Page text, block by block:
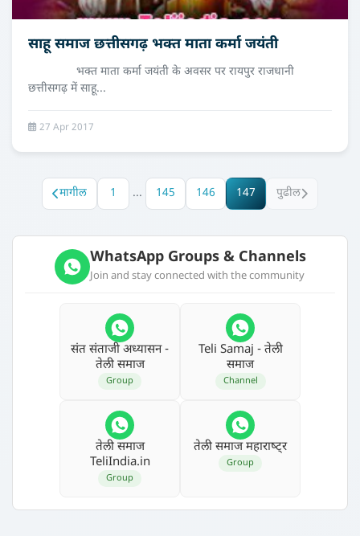
साहू समाज छत्तीसगढ़ भक्त माता कर्मा जयंती
भक्त माता कर्मा जयंती के अवसर पर रायपुर राजधानी
छत्तीसगढ़ में साहू...
27 Apr 2017
मागील 1 ... 145 146 147 पुढील
WhatsApp Groups & Channels
Join and stay connected with the community
संत संताजी अध्‍यासन -
तेली समाज
Group
Teli Samaj - तेली
समाज
Channel
तेली समाज
TeliIndia.in
Group
तेली समाज महाराष्‍ट्र
Group